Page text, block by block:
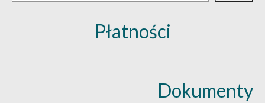
Płatności
Dokumenty